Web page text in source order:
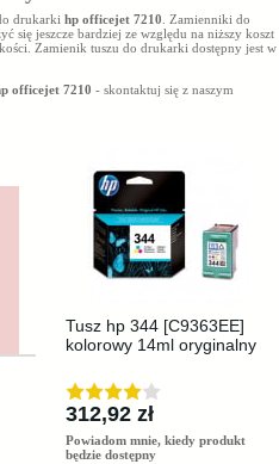
drukarki hp officejet 7210 . Zamienniki do
się jeszcze bardziej ze względu na niższy koszt
Zamienik tuszu do drukarki dostępny jest w
officejet 7210 - skontaktuj się z naszym
Tusz hp 344 [C9363EE]
kolorowy 14ml oryginalny
312,92 zł
Powiadom mnie, kiedy produkt
będzie dostępny